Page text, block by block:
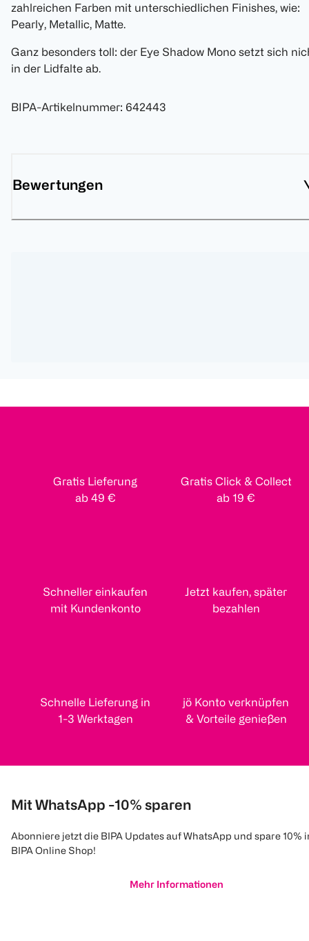
zahlreichen Farben mit unterschiedlichen Finishes, wie:
Pearly, Metallic, Matte.
Ganz besonders toll: der Eye Shadow Mono setzt sich
in der Lidfalte ab.
BIPA-Artikelnummer: 642443
Bewertungen
Gratis Lieferung
ab 49 €
Gratis Click & Collect
ab 19 €
Schneller einkaufen
mit Kundenkonto
Jetzt kaufen, später
bezahlen
Schnelle Lieferung in
1-3 Werktagen
jö Konto verknüpfen
& Vorteile genießen
Mit WhatsApp -10% sparen
Abonniere jetzt die BIPA Updates auf WhatsApp und spare 10%
BIPA Online Shop!
Mehr Informationen